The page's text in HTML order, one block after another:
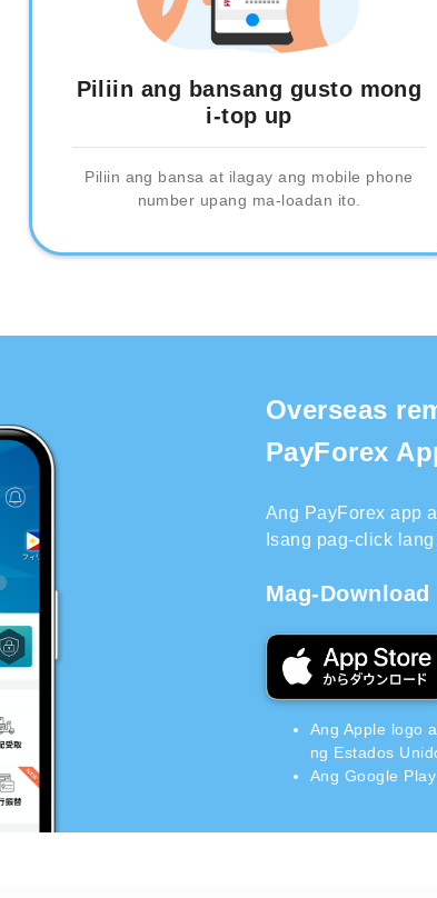
Piliin ang bansang gusto mong
i-top up
Piliin ang bansa at ilagay ang mobile phone
number upang ma-loadan ito.
Overseas
PayForex
Ang PayForex app
Isang pag-click
Mag-Download
Ang Apple logo
ng Estados
Ang Google